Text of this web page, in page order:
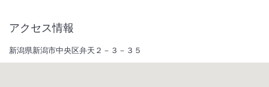
アクセス情報
新潟県新潟市中央区弁天２－３－３５